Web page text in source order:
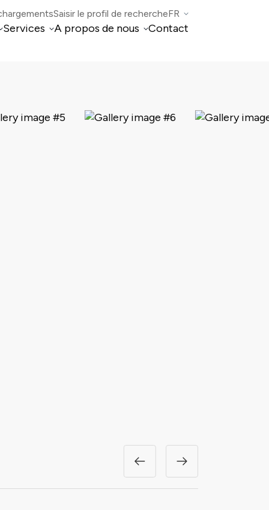
Saisir le profil de rechercheFR
Services
Intermédiation immobilière
A propos de nous Contact